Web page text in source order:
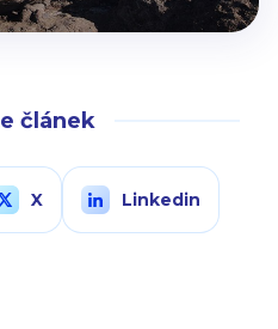
článek
X Linkedin